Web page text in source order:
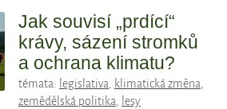
Jak souvisí „prdící“
krávy, sázení stromků
a ochrana klimatu?
témata: legislativa, klimatická změna,
zemědělská politika, lesy